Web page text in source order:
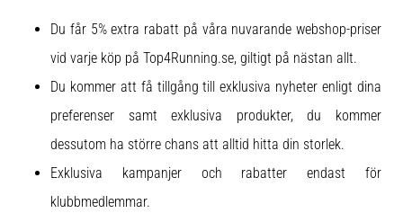
Visa
alla
artiklar
Du får 5% extra rabatt på våra nuvarande webshop-priser
vid varje köp på Top4Running.se, giltigt på nästan allt.
Du kommer att få tillgång till exklusiva nyheter enligt dina
preferenser samt exklusiva produkter, du kommer
dessutom ha större chans att alltid hitta din storlek.
Exklusiva kampanjer och rabatter endast för
klubbmedlemmar.